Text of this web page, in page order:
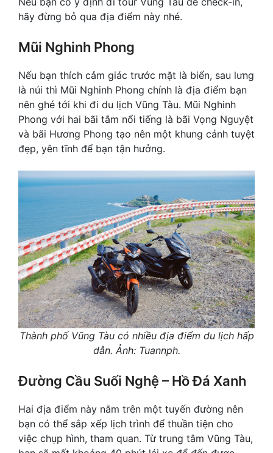
hãy đừng bỏ qua địa điểm này nhé.
Mũi Nghinh Phong
Nếu bạn thích cảm giác trước mặt là biển, sau lưng
là núi thì Mũi Nghinh Phong chính là địa điểm bạn
nên ghé tới khi đi du lịch Vũng Tàu. Mũi Nghinh
Phong với hai bãi tắm nổi tiếng là bãi Vọng Nguyệt
và bãi Hương Phong tạo nên một khung cảnh tuyệt
đẹp, yên tĩnh để bạn tận hưởng.
Thành phố Vũng Tàu có nhiều địa điểm du lịch hấp
dẫn. Ảnh: Tuannph.
Đường Cầu Suối Nghệ – Hồ Đá Xanh
Hai địa điểm này nằm trên một tuyến đường nên
bạn có thể sắp xếp lịch trình để thuần tiện cho
việc chụp hình, tham quan. Từ trung tâm Vũng Tàu,